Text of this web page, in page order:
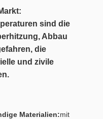
sind die
Abbau
, die
und zivile
Materialien:mit